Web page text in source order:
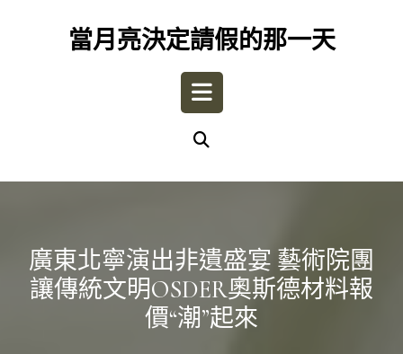
當月亮決定請假的那一天
Open
廣東北寧演出非遺盛宴 藝術院團
讓傳統文明OSDER奧斯德材料報
價“潮”起來